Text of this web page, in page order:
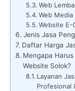
Web
Web Media
Website E-
Jenis Jasa
Daftar Harga
Mengapa
Website Solok?
Layanan
Profesional